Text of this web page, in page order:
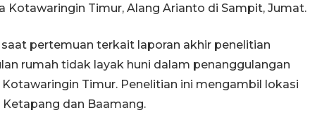
Kotawaringin Timur, Alang Arianto di Sampit, Jumat.
pertemuan terkait laporan akhir penelitian
rumah tidak layak huni dalam penanggulangan
Timur. Penelitian ini mengambil lokasi
dan Baamang.